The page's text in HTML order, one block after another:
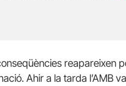
reapareixen
Ahir a la tarda l’AMB